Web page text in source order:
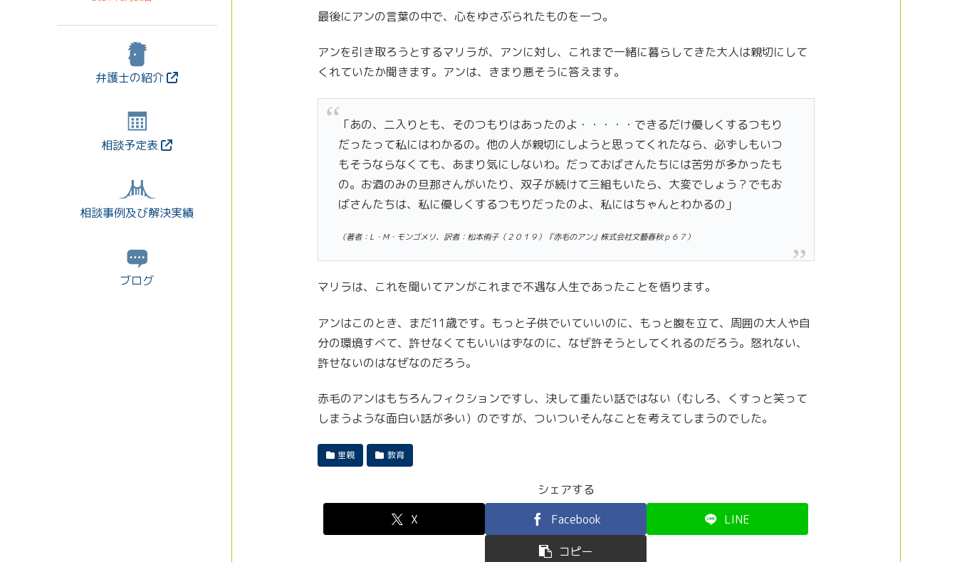
最後にアンの言葉の中で、心をゆさぶられたものを一つ。
アンを引き取ろうとするマリラが、アンに対し、これまで一緒に暮らしてきた大人は親切にして
くれていたか聞きます。アンは、きまり悪そうに答えます。
「あの、二入りとも、そのつもりはあったのよ・・・・・できるだけ優しくするつもり
だったって私にはわかるの。他の人が親切にしようと思ってくれたなら、必ずしもいつ
もそうならなくても、あまり気にしないわ。だっておばさんたちには苦労が多かったも
の。お酒のみの旦那さんがいたり、双子が続けて三組もいたら、大変でしょう？でもお
ばさんたちは、私に優しくするつもりだったのよ、私にはちゃんとわかるの」
（著者：L・M・モンゴメリ、訳者：松本侑子（２０１９）『赤毛のアン』株式会社文藝春秋ｐ６７）
マリラは、これを聞いてアンがこれまで不遇な人生であったことを悟ります。
アンはこのとき、まだ11歳です。もっと子供でいていいのに、もっと腹を立て、周囲の大人や自
分の環境すべて、許せなくてもいいはずなのに、なぜ許そうとしてくれるのだろう。怒れない、
許せないのはなぜなのだろう。
赤毛のアンはもちろんフィクションですし、決して重たい話ではない（むしろ、くすっと笑って
しまうような面白い話が多い）のですが、ついついそんなことを考えてしまうのでした。
里親 教育
シェアする
X
Facebook LINE
コピー
弁護士の紹介
相談予定表
相談事例及び解決実績
ブログ